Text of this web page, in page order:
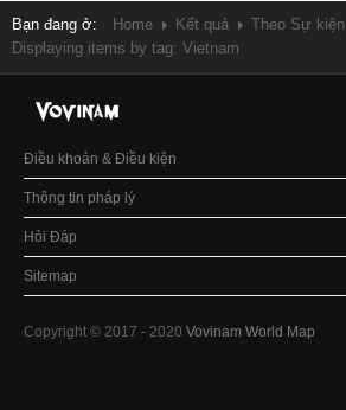
Bạn đang ở: Home Kết quả
Theo Sự kiện
Displaying items by tag: Vietnam
Điều khoản & Điều kiện
Thông tin pháp lý
Hỏi Đáp
Sitemap
Copyright © 2017 - 2020 Vovinam World Map